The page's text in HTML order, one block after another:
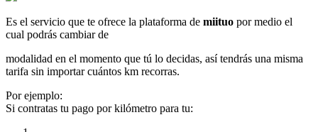
Es el servicio que te ofrece la plataforma de miituo por medio el
cual podrás cambiar de
modalidad en el momento que tú lo decidas, así tendrás una misma
tarifa sin importar cuántos km recorras.
Por ejemplo:
Si contratas tu pago por kilómetro para tu: